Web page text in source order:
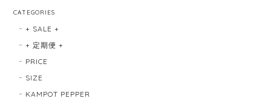
CATEGORIES
+ SALE +
+ 定期便 +
PRICE
SIZE
KAMPOT PEPPER